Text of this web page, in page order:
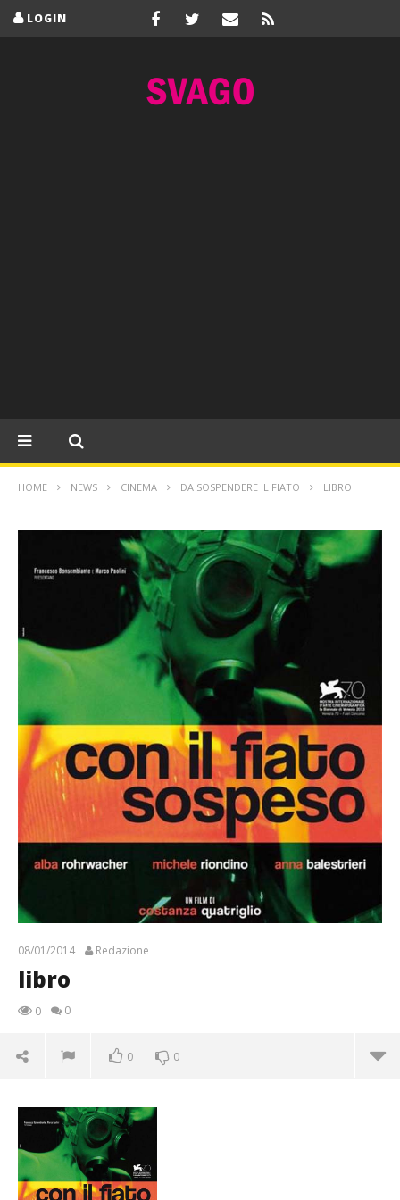
LOGIN
HOME NEWS CINEMA DA SOSPENDERE IL FIATO LIBRO
08/01/2014 Redazione
libro
0 0
0 0
08/01/2014
Redazione